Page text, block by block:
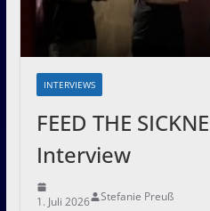
INTERVIEWS
FEED THE
Interview
1. Juli 2026 Stefanie Preuß